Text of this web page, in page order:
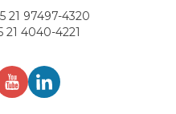
21 97497-4320
21 4040-4221